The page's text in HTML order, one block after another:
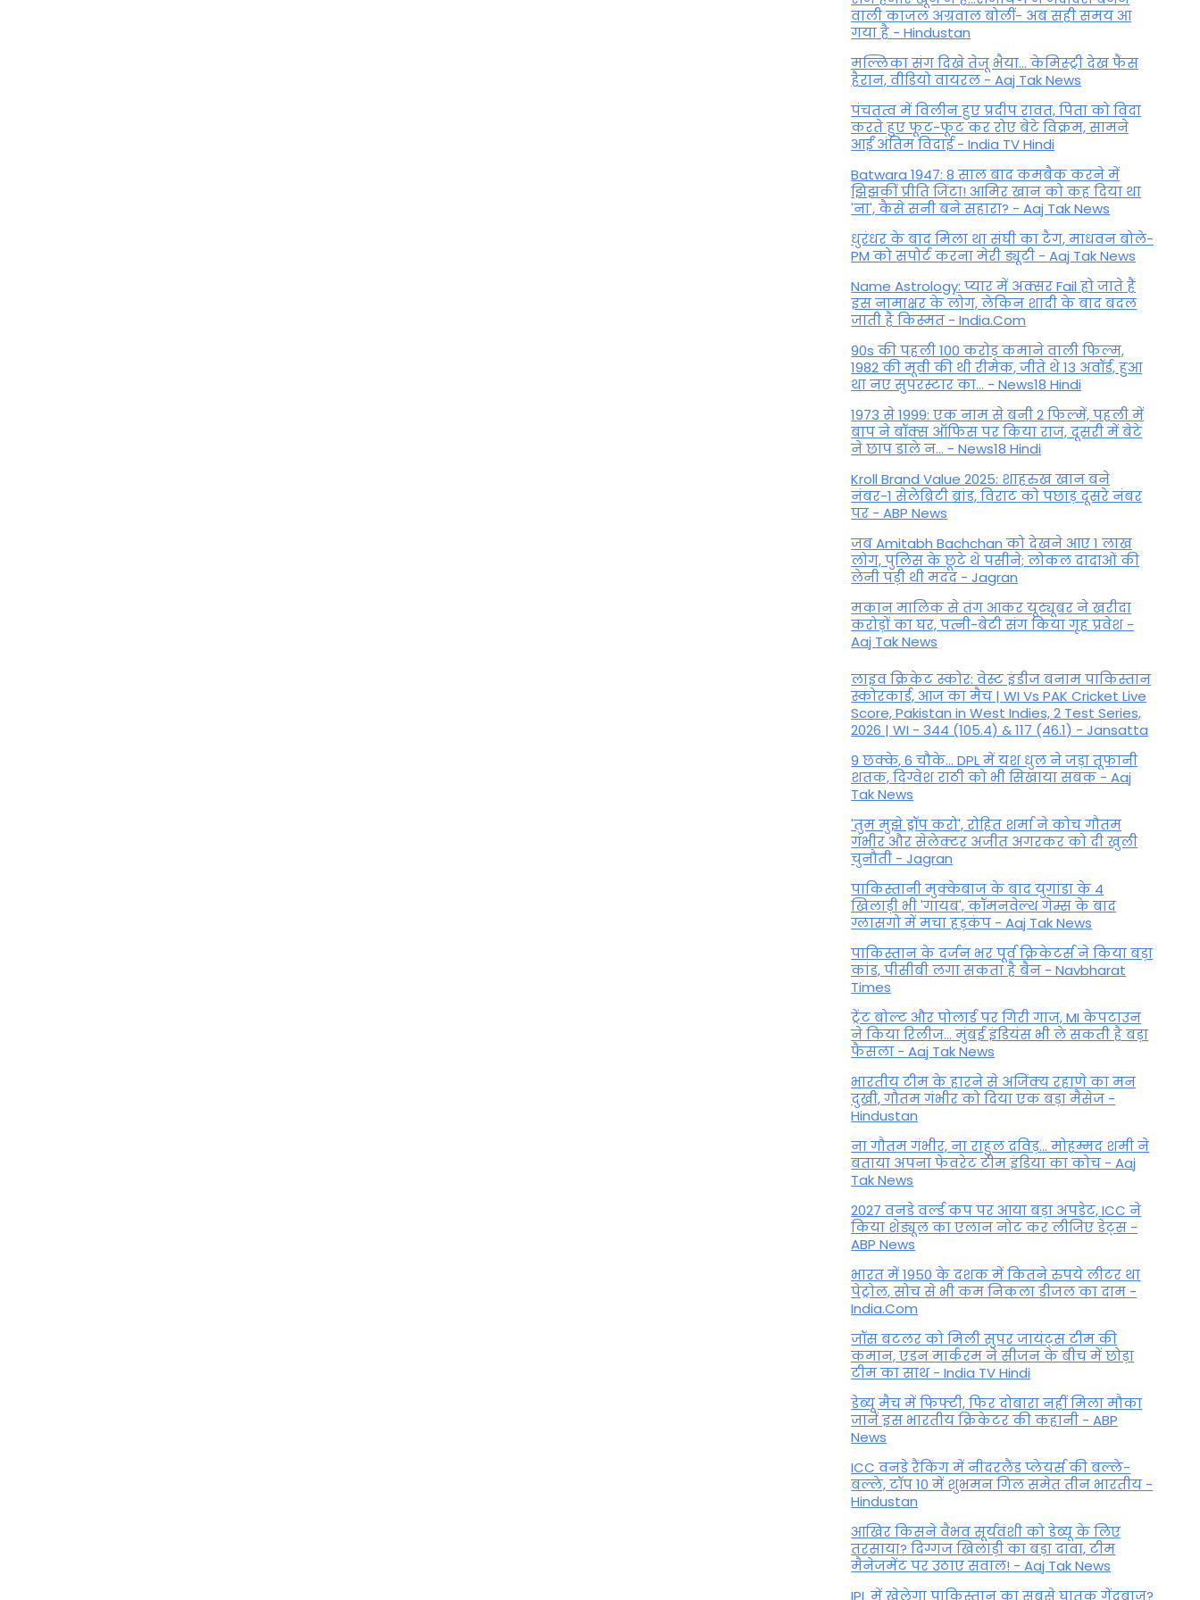
वाली काजल अग्रवाल बोलीं- अब सही समय आ
गया है - Hindustan
मल्लिका संग दिखे तेजू भैया... केमिस्ट्री देख फैंस
हैरान, वीडियो वायरल - Aaj Tak News
पंचतत्व में विलीन हुए प्रदीप रावत, पिता को विदा
करते हुए फूट-फूट कर रोए बेटे विक्रम, सामने
आईं अंतिम विदाई - India TV Hindi
Batwara 1947: 8 साल बाद कमबैक करने में
झिझकीं प्रीति जिंटा! आमिर खान को कह दिया था
'ना', कैसे सनी बने सहारा? - Aaj Tak News
धुरंधर के बाद मिला था संघी का टैग, माधवन बोले-
PM को सपोर्ट करना मेरी ड्यूटी - Aaj Tak News
Name Astrology: प्यार में अक्सर Fail हो जाते हैं
इस नामाक्षर के लोग, लेकिन शादी के बाद बदल
जाती है किस्मत - India.Com
90s की पहली 100 करोड़ कमाने वाली फिल्म,
1982 की मूवी की थी रीमेक, जीते थे 13 अवॉर्ड, हुआ
था नए सुपरस्टार का... - News18 Hindi
1973 से 1999: एक नाम से बनी 2 फिल्में, पहली में
बाप ने बॉक्स ऑफिस पर किया राज, दूसरी में बेटे
ने छाप डाले न... - News18 Hindi
Kroll Brand Value 2025: शाहरुख खान बने
नंबर-1 सेलेब्रिटी ब्रांड, विराट को पछाड़ दूसरे नंबर
पर - ABP News
जब Amitabh Bachchan को देखने आए 1 लाख
लोग, पुलिस के छूटे थे पसीने; लोकल दादाओं की
लेनी पड़ी थी मदद - Jagran
मकान मालिक से तंग आकर यूट्यूबर ने खरीदा
करोड़ों का घर, पत्नी-बेटी संग किया गृह प्रवेश -
Aaj Tak News
लाइव क्रिकेट स्कोर: वेस्ट इंडीज बनाम पाकिस्तान
स्कोरकार्ड, आज का मैच | WI Vs PAK Cricket Live
Score, Pakistan in West Indies, 2 Test Series,
2026 | WI - 344 (105.4) & 117 (46.1) - Jansatta
9 छक्के, 6 चौके... DPL में यश धुल ने जड़ा तूफानी
शतक, द‍िग्वेश राठी को भी स‍िखाया सबक - Aaj
Tak News
'तुम मुझे ड्रॉप करो', रोहित शर्मा ने कोच गौतम
गंभीर और सेलेक्टर अजीत अगरकर को दी खुली
चुनौती - Jagran
पाकिस्तानी मुक्केबाज के बाद युगांडा के 4
खिलाड़ी भी 'गायब', कॉमनवेल्थ गेम्स के बाद
ग्लासगो में मचा हड़कंप - Aaj Tak News
पाकिस्तान के दर्जन भर पूर्व क्रिकेटर्स ने किया बड़ा
कांड, पीसीबी लगा सकता है बैन - Navbharat
Times
ट्रेंट बोल्ट और पोलार्ड पर गिरी गाज, MI केपटाउन
ने किया रिलीज... मुंबई इंडियंस भी ले सकती है बड़ा
फैसला - Aaj Tak News
भारतीय टीम के हारने से अजिंक्य रहाणे का मन
दुखी, गौतम गंभीर को दिया एक बड़ा मैसेज -
Hindustan
ना गौतम गंभीर, ना राहुल द्रव‍िड़... मोहम्मद शमी ने
बताया अपना फेवरेट टीम इंड‍िया का कोच - Aaj
Tak News
2027 वनडे वर्ल्ड कप पर आया बड़ा अपडेट, ICC ने
किया शेड्यूल का एलान नोट कर लीजिए डेट्स -
ABP News
भारत में 1950 के दशक में कितने रुपये लीटर था
पेट्रोल, सोच से भी कम निकला डीजल का दाम -
India.Com
जॉस बटलर को मिली सुपर जायंट्स टीम की
कमान, एडन मार्करम ने सीजन के बीच में छोड़ा
टीम का साथ - India TV Hindi
डेब्यू मैच में फिफ्टी, फिर दोबारा नहीं मिला मौका
जानें इस भारतीय क्रिकेटर की कहानी - ABP
News
ICC वनडे रैंकिंग में नीदरलैंड प्लेयर्स की बल्ले-
बल्ले, टॉप 10 में शुभमन गिल समेत तीन भारतीय -
Hindustan
आखिर किसने वैभव सूर्यवंशी को डेब्यू के लिए
तरसाया? दिग्गज खिलाड़ी का बड़ा दावा, टीम
मैनेजमेंट पर उठाए सवाल! - Aaj Tak News
IPL में खेलेगा पाकिस्तान का सबसे घातक गेंदबाज?